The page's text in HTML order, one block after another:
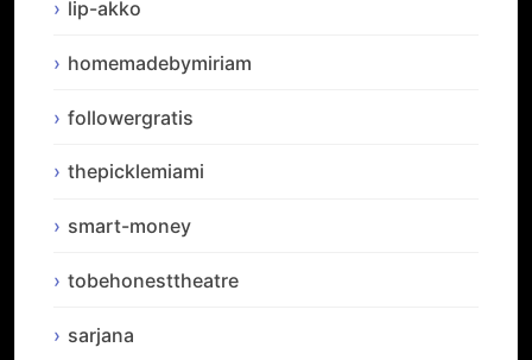
lip-akko
homemadebymiriam
followergratis
thepicklemiami
smart-money
tobehonesttheatre
sarjana